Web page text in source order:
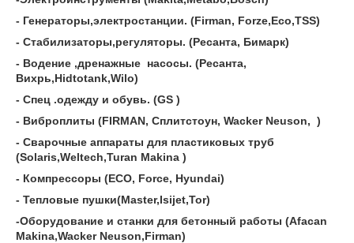
- Генераторы,электростанции. (Firman, Forze,Eco,TSS)
- Стабилизаторы,регуляторы. (Ресанта, Бимарк)
- Водение ,дренажные насосы. (Ресанта,
Вихрь,Hidtotank,Wilo)
- Спец .одежду и обувь. (GS )
- Виброплиты (FIRMAN, Сплитстоун, Wacker Neuson, )
- Сварочные аппараты для пластиковых труб
(Solaris,Weltech,Turan Makina )
- Компрессоры (ECO, Force, Hyundai)
- Тепловые пушки(Master,Isijet,Tor)
-Оборудование и станки для бетонный работы (Afacan
Makina,Wacker Neuson,Firman)